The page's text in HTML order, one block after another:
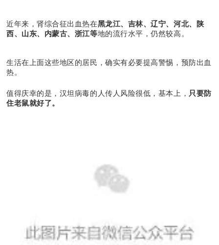
近年来，肾综合征出血热在黑龙江、吉林、辽宁、河北、陕
西、山东、内蒙古、浙江等地的流行水平，仍然较高。
生活在上面这些地区的居民，确实有必要提高警惕，预防出血
热。
值得庆幸的是，汉坦病毒的人传人风险很低，基本上， 只要防
住老鼠就好了。